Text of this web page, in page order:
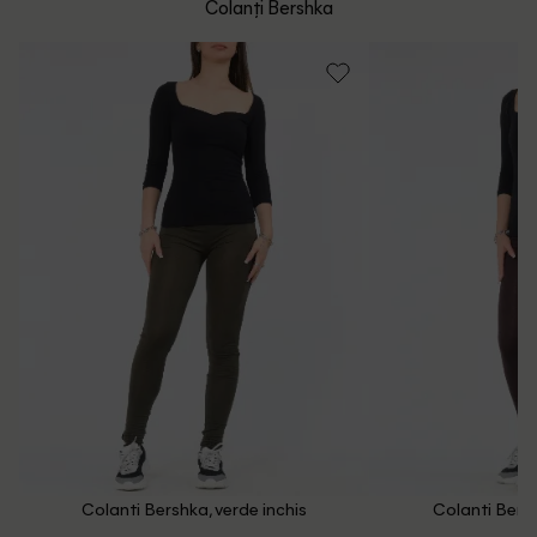
contact@outletmag.ro
Intrebari frecvente
Colanți Bershka
Colanti Bershka, verde inchis Colanti